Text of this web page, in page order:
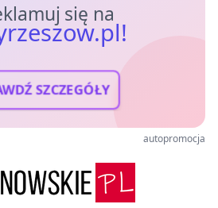
się na
SZCZEGÓŁY
autopromocja